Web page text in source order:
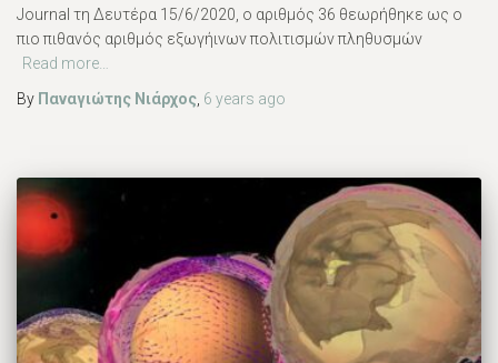
Journal τη Δευτέρα 15/6/2020, ο αριθμός 36 θεωρήθηκε ως ο
πιο πιθανός αριθμός εξωγήινων πολιτισμών πληθυσμών
Read more…
By Παναγιώτης Νιάρχος 6 years ago